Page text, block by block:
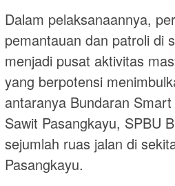
Dalam pelaksanaannya,
pemantauan dan patroli di
menjadi pusat aktivitas
yang berpotensi
antaranya Bundaran
Sawit Pasangkayu, SPBU
sejumlah ruas jalan di
Pasangkayu.